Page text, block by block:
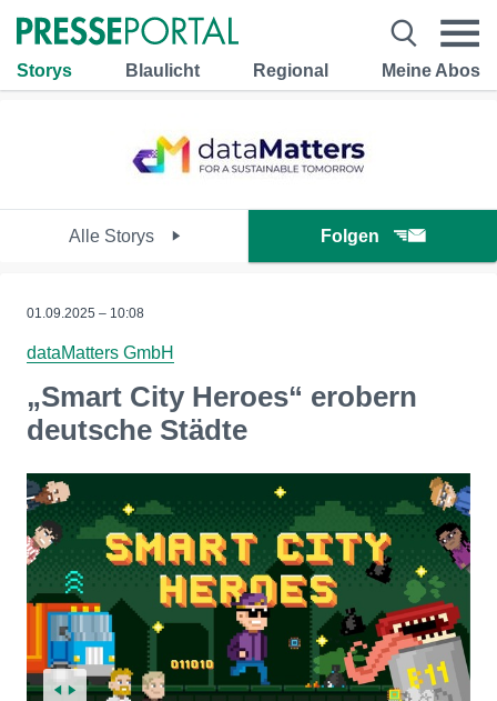
Storys Blaulicht Regional Meine Abos
Alle Storys Folgen
01.09.2025 – 10:08
dataMatters GmbH
„Smart City Heroes“ erobern
deutsche Städte